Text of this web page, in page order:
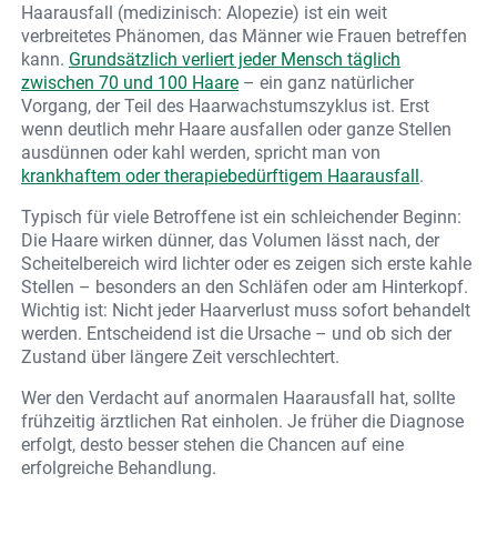
Haarausfall (medizinisch: Alopezie) ist ein weit
verbreitetes Phänomen, das Männer wie Frauen betreffen
kann. Grundsätzlich verliert jeder Mensch täglich
zwischen 70 und 100 Haare – ein ganz natürlicher
Vorgang, der Teil des Haarwachstumszyklus ist. Erst
wenn deutlich mehr Haare ausfallen oder ganze Stellen
ausdünnen oder kahl werden, spricht man von
krankhaftem oder therapiebedürftigem Haarausfall.
Typisch für viele Betroffene ist ein schleichender Beginn:
Die Haare wirken dünner, das Volumen lässt nach, der
Scheitelbereich wird lichter oder es zeigen sich erste kahle
Stellen – besonders an den Schläfen oder am Hinterkopf.
Wichtig ist: Nicht jeder Haarverlust muss sofort behandelt
werden. Entscheidend ist die Ursache – und ob sich der
Zustand über längere Zeit verschlechtert.
Wer den Verdacht auf anormalen Haarausfall hat, sollte
frühzeitig ärztlichen Rat einholen. Je früher die Diagnose
erfolgt, desto besser stehen die Chancen auf eine
erfolgreiche Behandlung.